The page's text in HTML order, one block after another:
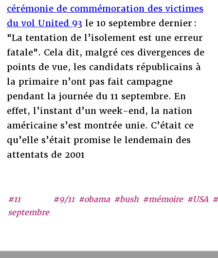
#11
septembre
#9/11 #obama #bush #mémoire #USA
cérémonie de commémoration des victimes
du vol United 93 le 10 septembre dernier :
"La tentation de l’isolement est une erreur
fatale". Cela dit, malgré ces divergences de
points de vue, les candidats républicains à
la primaire n’ont pas fait campagne
pendant la journée du 11 septembre. En
effet, l’instant d’un week-end, la nation
américaine s’est montrée unie. C’était ce
qu’elle s’était promise le lendemain des
attentats de 2001